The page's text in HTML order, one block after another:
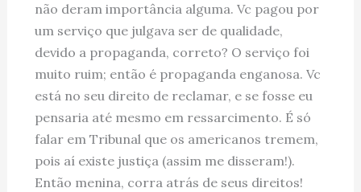
não deram importância alguma. Vc pagou por
um serviço que julgava ser de qualidade,
devido a propaganda, correto? O serviço foi
muito ruim; então é propaganda enganosa. Vc
está no seu direito de reclamar, e se fosse eu
pensaria até mesmo em ressarcimento. É só
falar em Tribunal que os americanos tremem,
pois aí existe justiça (assim me disseram!).
Então menina, corra atrás de seus direitos!